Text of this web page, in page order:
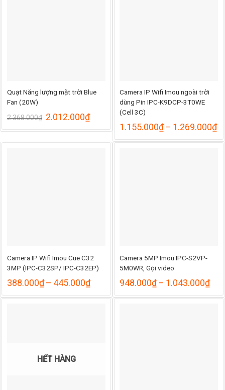
Quạt Năng lượng mặt trời Blue
Fan (20W)
2.368.000₫ Giá
là:
2.368.000₫.
2.012.000₫Giá
tại
là:
Camera IP Wifi Imou ngoài trời
dùng Pin IPC-K9DCP-3T0WE
(Cell 3C)
1.155.000₫– 1.269.000₫
từ
Camera IP Wifi Imou Cue C32
3MP (IPC-C32SP/ IPC-C32EP)
388.000₫– 445.000₫Khoảng
từ
Camera 5MP Imou IPC-S2VP-
5M0WR, Gọi video
948.000₫– 1.043.000₫
từ
HẾT HÀNG